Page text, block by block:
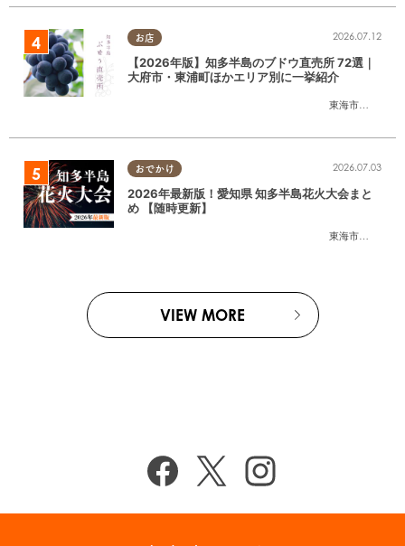
お店
東海市大府市
2026.07.12
【2026年版】知多半島のブドウ直売所 72選｜
大府市・東浦町ほかエリア別に一挙紹介
おでかけ
東海市大府市
2026.07.03
2026年最新版！愛知県 知多半島花火大会まと
め 【随時更新】
VIEW MORE